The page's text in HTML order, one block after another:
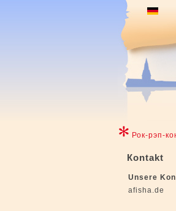
Рок-рэп-
Коntakt
Unsere
afisha.de